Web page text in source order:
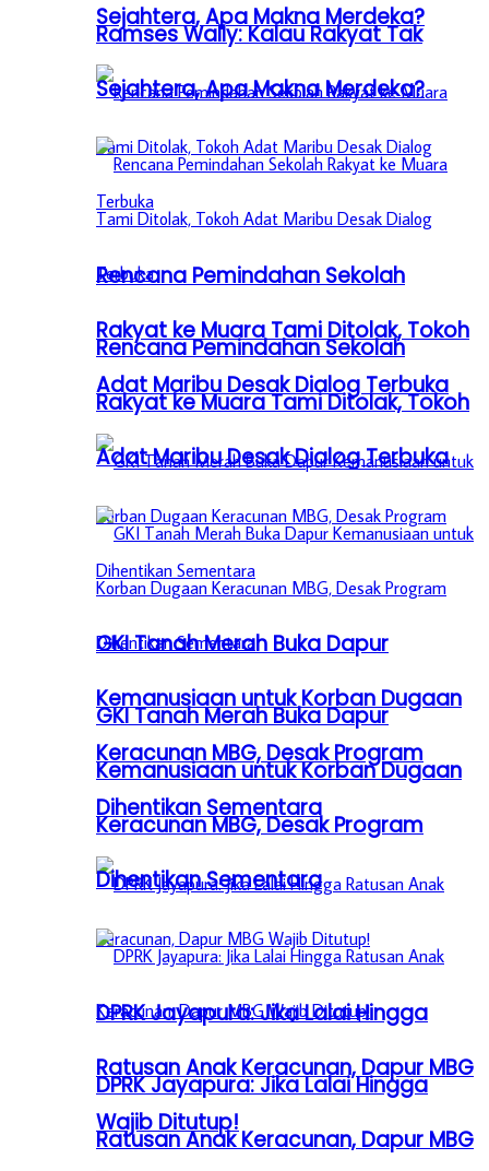
Sejahtera, Apa Makna Merdeka?
Rencana Pemindahan Sekolah
Rakyat ke Muara Tami Ditolak, Tokoh
Adat Maribu Desak Dialog Terbuka
GKI Tanah Merah Buka Dapur
Kemanusiaan untuk Korban Dugaan
Keracunan MBG, Desak Program
Dihentikan Sementara
DPRK Jayapura: Jika Lalai Hingga
Ratusan Anak Keracunan, Dapur MBG
Wajib Ditutup!
Ramses Wally: Kalau Rakyat Tak
Sejahtera, Apa Makna Merdeka?
Rencana Pemindahan Sekolah
Rakyat ke Muara Tami Ditolak, Tokoh
Adat Maribu Desak Dialog Terbuka
GKI Tanah Merah Buka Dapur
Kemanusiaan untuk Korban Dugaan
Keracunan MBG, Desak Program
Dihentikan Sementara
DPRK Jayapura: Jika Lalai Hingga
Ratusan Anak Keracunan, Dapur MBG